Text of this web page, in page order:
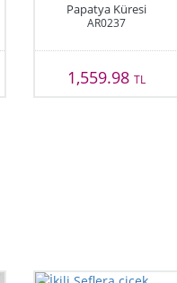
Papatya Küresi
AR0237
1,559.98 TL